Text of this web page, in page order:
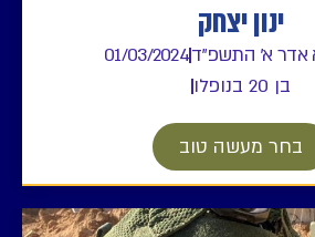
ינון יצחק
אדר א' התשפ"ד01/03/2024
בן 20 בנופלו
בחר מעשה טוב